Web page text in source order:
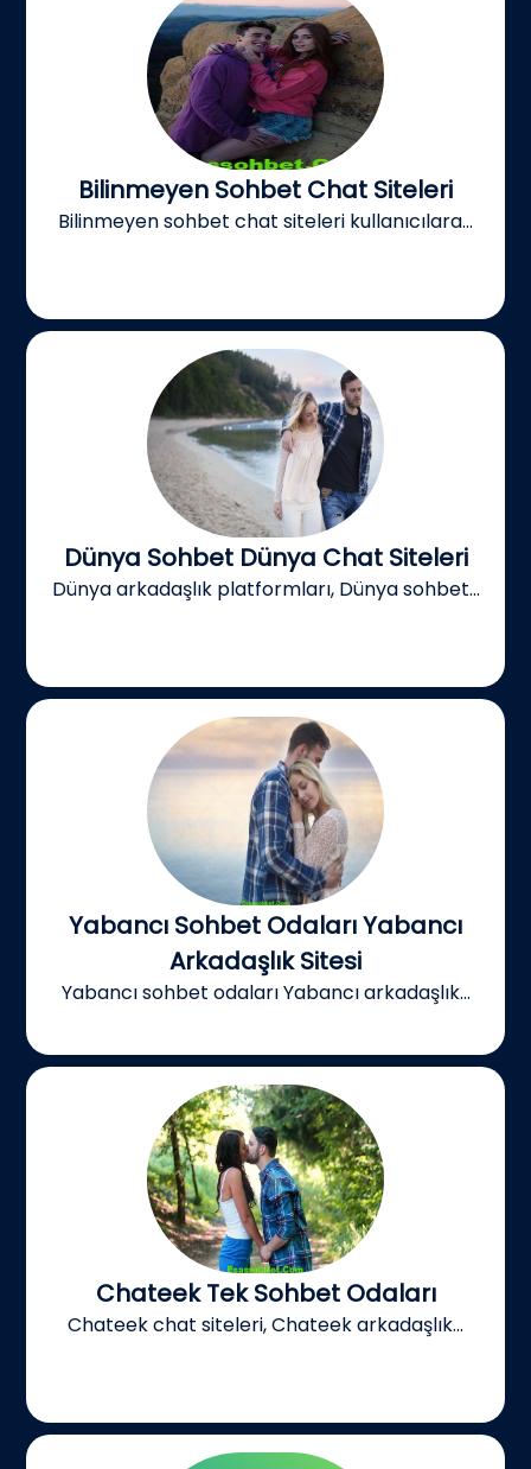
Bilinmeyen Sohbet Chat Siteleri
Bilinmeyen sohbet chat siteleri kullanıcılara...
Dünya Sohbet Dünya Chat Siteleri
Dünya arkadaşlık platformları, Dünya sohbet...
Yabancı Sohbet Odaları Yabancı
Arkadaşlık Sitesi
Yabancı sohbet odaları Yabancı arkadaşlık...
Chateek Tek Sohbet Odaları
Chateek chat siteleri, Chateek arkadaşlık...